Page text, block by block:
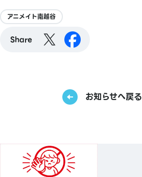
アニメイト南越谷
Share
お知らせへ戻る